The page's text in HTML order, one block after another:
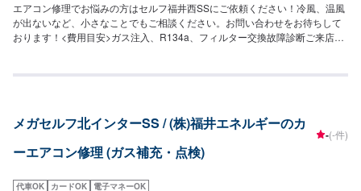
エアコン修理でお悩みの方はセルフ福井西SSにご依頼ください！冷風、温風
が出ないなど、小さなことでもご相談ください。お問い合わせをお待ちして
おります！<費用目安>ガス注入、R134a、フィルター交換故障診断ご来店後
メガセルフ北インターSS / (株)福井エネルギーのカ
ーエアコン修理 (ガス補充・点検)
-(-件)
代車OK カードOK 電子マネーOK